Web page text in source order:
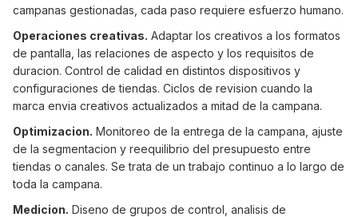
campanas gestionadas, cada paso requiere esfuerzo humano.
Operaciones creativas. Adaptar los creativos a los formatos
de pantalla, las relaciones de aspecto y los requisitos de
duracion. Control de calidad en distintos dispositivos y
configuraciones de tiendas. Ciclos de revision cuando la
marca envia creativos actualizados a mitad de la campana.
Optimizacion. Monitoreo de la entrega de la campana, ajuste
de la segmentacion y reequilibrio del presupuesto entre
tiendas o canales. Se trata de un trabajo continuo a lo largo de
toda la campana.
Medicion. Diseno de grupos de control, analisis de